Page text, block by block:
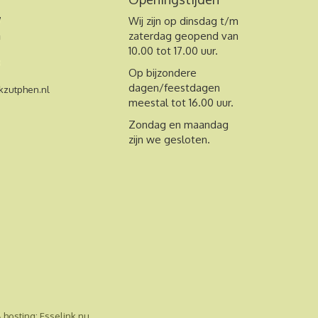
Wij zijn op dinsdag t/m
zaterdag geopend van
10.00 tot 17.00 uur.
Op bijzondere
dagen/feestdagen
meestal tot 16.00 uur.
Zondag en maandag
zijn we gesloten.